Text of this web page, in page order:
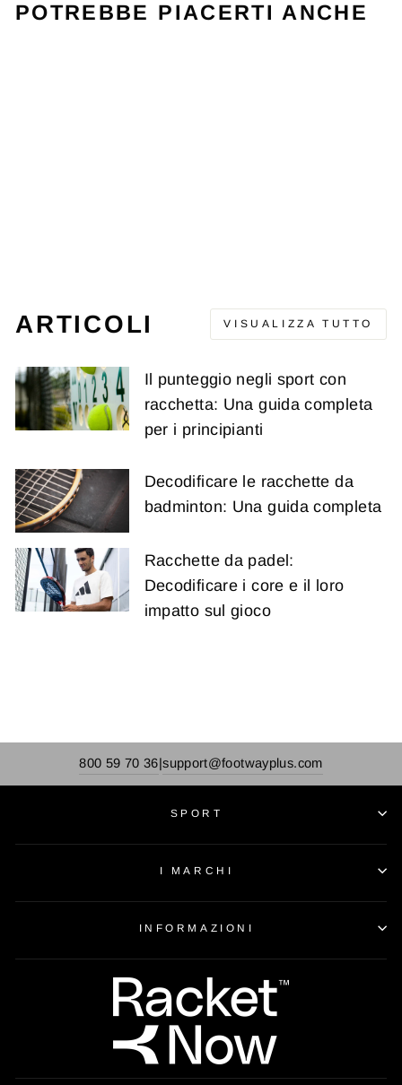
POTREBBE PIACERTI ANCHE
ARTICOLI VISUALIZZA TUTTO
Il punteggio negli sport con
racchetta: Una guida completa
per i principianti
Decodificare le racchette da
badminton: Una guida completa
Racchette da padel:
Decodificare i core e il loro
impatto sul gioco
800 59 70 36|support@footwayplus.com
SPORT
I MARCHI
INFORMAZIONI